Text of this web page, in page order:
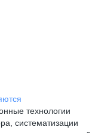
технологии
систематизации